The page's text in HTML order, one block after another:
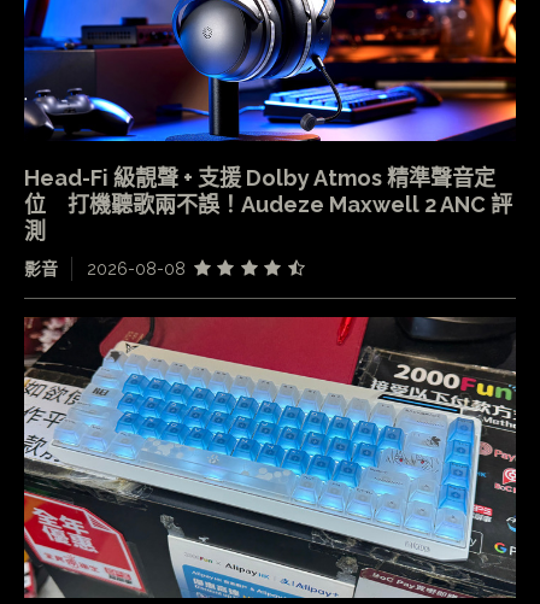
Head-Fi 級靚聲 + 支援 Dolby Atmos 精準聲音定
位 打機聽歌兩不誤！Audeze Maxwell 2 ANC 評
測
影音 2026-08-08